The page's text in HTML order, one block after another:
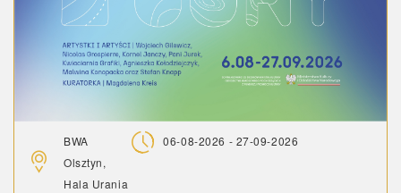
BWA
Olsztyn,
Hala Urania
06-08-2026 - 27-09-2026